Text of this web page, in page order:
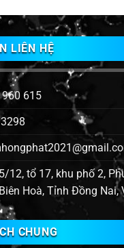
LIÊN HỆ
615
12, tổ 17, khu phố 2,
Hoà, Tỉnh Đồng Nai,
CHUNG